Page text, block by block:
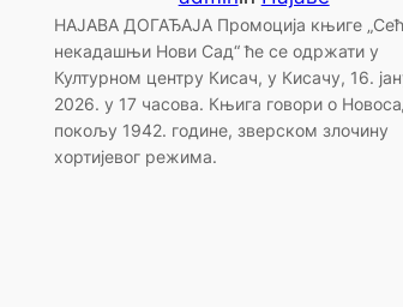
НАЈАВА ДОГАЂАЈА Промоција књиге
некадашњи Нови Сад“ ће се одржати у
Културном центру Кисач, у Кисачу, 16.
2026. у 17 часова. Књига говори о
покољу 1942. године, зверском злочину
хортијевог режима.